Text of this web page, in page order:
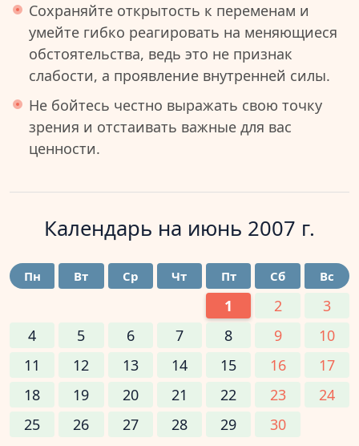
Сохраняйте открытость к переменам и
умейте гибко реагировать на меняющиеся
обстоятельства, ведь это не признак
слабости, а проявление внутренней силы.
Не бойтесь честно выражать свою точку
зрения и отстаивать важные для вас
ценности.
Календарь на июнь 2007 г.
Пн Вт Ср Чт Пт Сб Вс
1 2
3
4
5 6 7 8 9
10
11
12 13 14 15 16
17
18
19 20 21 22 23
24
25
26 27 28 29 30